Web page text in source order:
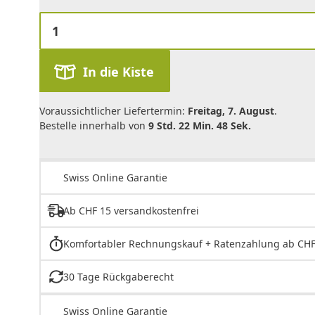
In die Kiste
Voraussichtlicher Liefertermin: Freitag, 7. August.
Bestelle innerhalb von 9 Std. 22 Min. 48 Sek.
Swiss Online Garantie
Ab CHF 15 versandkostenfrei
Komfortabler Rechnungskauf + Ratenzahlung ab
30 Tage Rückgaberecht
Swiss Online Garantie